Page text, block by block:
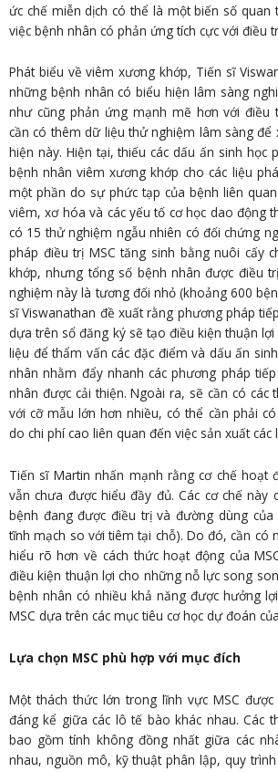
ức chế miễn dịch có thể là một biến số quan
việc bệnh nhân có phản ứng tích cực với điều
Phát biểu về viêm xương khớp, Tiến sĩ
những bệnh nhân có biểu hiện lâm sàng
như cũng phản ứng mạnh mẽ hơn với điều
cần có thêm dữ liệu thử nghiệm lâm sàng để
hiện này. Hiện tại, thiếu các dấu ấn sinh học
bệnh nhân viêm xương khớp cho các liệu
một phần do sự phức tạp của bệnh liên quan
viêm, xơ hóa và các yếu tố cơ học dao động
có 15 thử nghiệm ngẫu nhiên có đối chứng
pháp điều trị MSC tăng sinh bằng nuôi cấy
khớp, nhưng tổng số bệnh nhân được điều
nghiệm này là tương đối nhỏ (khoảng 600
sĩ Viswanathan đề xuất rằng phương pháp
dựa trên sổ đăng ký sẽ tạo điều kiện thuận
liệu để thẩm vấn các đặc điểm và dấu ấn
nhân nhằm đẩy nhanh các phương pháp
nhân được cải thiện. Ngoài ra, sẽ cần có các
với cỡ mẫu lớn hơn nhiều, có thể cần phải
do chi phí cao liên quan đến việc sản xuất
Tiến sĩ Martin nhấn mạnh rằng cơ chế hoạt
vẫn chưa được hiểu đầy đủ. Các cơ chế này
bệnh đang được điều trị và đường dùng
tĩnh mạch so với tiêm tại chỗ). Do đó, cần có
hiểu rõ hơn về cách thức hoạt động của
điều kiện thuận lợi cho những nỗ lực song
bệnh nhân có nhiều khả năng được hưởng
MSC dựa trên các mục tiêu cơ học dự đoán
Lựa chọn MSC phù hợp với mục đích
Một thách thức lớn trong lĩnh vực MSC
đáng kể giữa các lô tế bào khác nhau. Các
bao gồm tính không đồng nhất giữa các
nhau, nguồn mô, kỹ thuật phân lập, quy